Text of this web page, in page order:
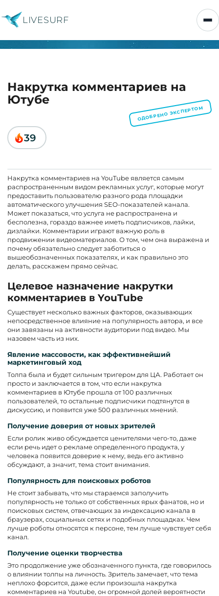
LIVESURF
Накрутка комментариев на
Ютубе
ОДОБРЕНО ЭКСПЕРТОМ
39
Накрутка комментариев на YouTube является самым
распространенным видом рекламных услуг, которые могут
предоставить пользователю разного рода площадки
автоматического улучшения SEO-показателей канала.
Может показаться, что услуга не распространена и
бесполезна, гораздо важнее иметь подписчиков, лайки,
дизлайки. Комментарии играют важную роль в
продвижении видеоматериалов. О том, чем она выражена и
почему обязательно следует заботиться о
вышеобозначенных показателях, и как правильно это
делать, расскажем прямо сейчас.
Целевое назначение накрутки
комментариев в YouTube
Существует несколько важных факторов, оказывающих
непосредственное влияние на популярность автора, и все
они завязаны на активности аудитории под видео. Мы
назовем часть из них.
Явление массовости, как эффективнейший
маркетинговый ход
Толпа была и будет сильным тригером для ЦА. Работает он
просто и заключается в том, что если накрутка
комментариев в Ютубе прошла от 100 различных
пользователей, то остальные подписчики подтянутся в
дискуссию, и появится уже 500 различных мнений.
Получение доверия от новых зрителей
Если ролик живо обсуждается ценителями чего-то, даже
если речь идет о рекламе определенного продукта, у
человека появится доверие к нему, ведь его активно
обсуждают, а значит, тема стоит внимания.
Популярность для поисковых роботов
Не стоит забывать, что мы стараемся заполучить
популярность не только от собственных ярых фанатов, но и
поисковых систем, отвечающих за индексацию канала в
браузерах, социальных сетях и подобных площадках. Чем
лучше роботы относятся к персоне, тем лучше чувствует себя
канал.
Получение оценки творчества
Это продолжение уже обозначенного пункта, где говорилось
о влиянии толпы на личность. Зритель замечает, что тема
неплохо форсится, даже если произошла накрутка
комментариев на Youtube, он огромной долей вероятности